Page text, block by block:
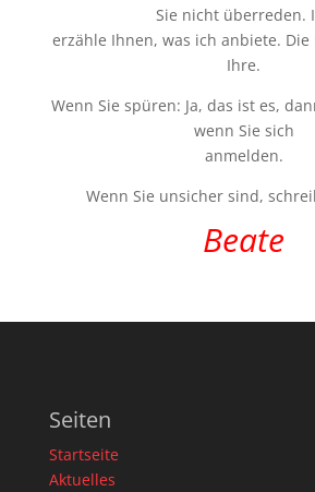
Sie nicht überreden.
erzähle Ihnen, was ich anbiete.
Ihre.
Wenn Sie spüren: Ja, das ist es,
wenn Sie sich
anmelden.
Wenn Sie unsicher sind,
Beate
Seiten
Startseite
Aktuelles